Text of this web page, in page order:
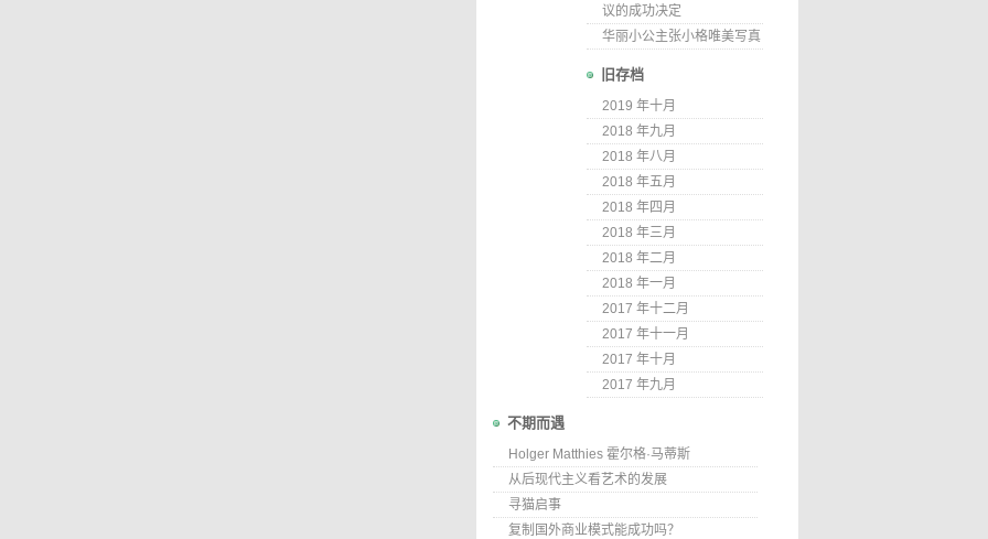
议的成功决定
华丽小公主张小格唯美写真
旧存档
2019 年十月
2018 年九月
2018 年八月
2018 年五月
2018 年四月
2018 年三月
2018 年二月
2018 年一月
2017 年十二月
2017 年十一月
2017 年十月
2017 年九月
不期而遇
Holger Matthies 霍尔格·马蒂斯
从后现代主义看艺术的发展
寻猫启事
复制国外商业模式能成功吗？